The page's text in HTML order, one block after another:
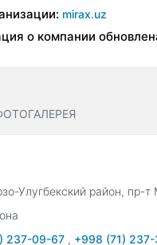
mirax.uz
о компании
Улугбекский район, пр-т
237-09-67 , +998 (71)